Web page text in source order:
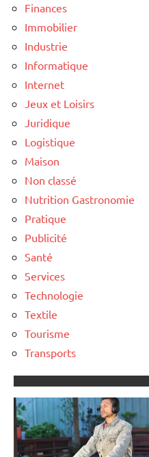
Finances
Immobilier
Industrie
Informatique
Internet
Jeux et Loisirs
Juridique
Logistique
Maison
Non classé
Nutrition Gastronomie
Pratique
Publicité
Santé
Services
Technologie
Textile
Tourisme
Transports